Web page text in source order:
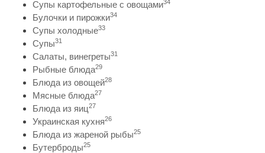
Супы картофельные с овощами34
Булочки и пирожки34
Супы холодные33
Супы31
Салаты, винегреты31
Рыбные блюда29
Блюда из овощей28
Мясные блюда27
Блюда из яиц27
Украинская кухня26
Блюда из жареной рыбы25
Бутерброды25